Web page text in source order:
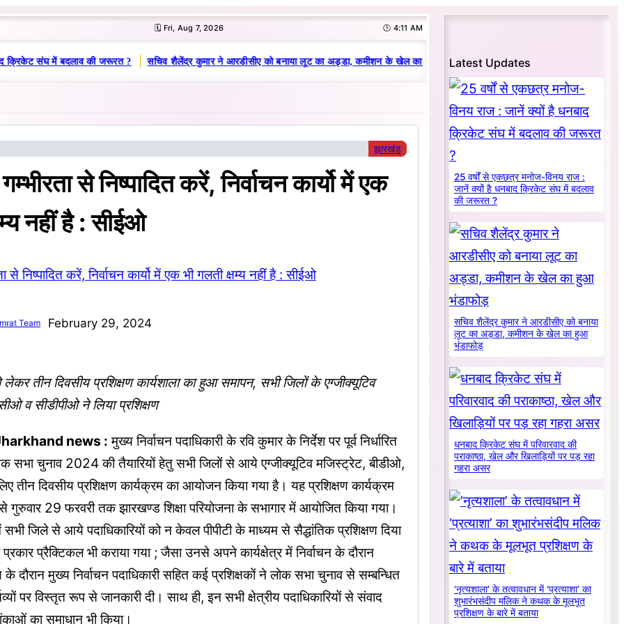
🗓️ Fri, Aug 7, 2026 🕒 4:11 AM
क्रिकेट संघ में बदलाव की जरूरत ? | सचिव शैलेंद्र कुमार ने आरडीसीए को बनाया लूट का अड्डा, कमीशन के खेल का हुआ भंडाफोड़ | धनबाद क्रिकेट संघ में परिवारवाद की
झारखंड
से निष्पादित करें, निर्वाचन कार्यो में एक
नहीं है : सीईओ
Team February 29, 2024
लेकर तीन दिवसीय प्रशिक्षण कार्यशाला का हुआ समापन, सभी जिलों के एग्जीक्यूटिव
व सीडीपीओ ने लिया प्रशिक्षण
news : मुख्य निर्वाचन पदाधिकारी के रवि कुमार के निर्देश पर पूर्व निर्धारित
सभा चुनाव 2024 की तैयारियों हेतु सभी जिलों से आये एग्जीक्यूटिव मजिस्ट्रेट, बीडीओ,
तीन दिवसीय प्रशिक्षण कार्यक्रम का आयोजन किया गया है। यह प्रशिक्षण कार्यक्रम
गुरुवार 29 फरवरी तक झारखण्ड शिक्षा परियोजना के सभागार में आयोजित किया गया।
सभी जिले से आये पदाधिकारियों को न केवल पीपीटी के माध्यम से सैद्धांतिक प्रशिक्षण दिया
प्रैक्टिकल भी कराया गया ; जैसा उनसे अपने कार्यक्षेत्र में निर्वाचन के दौरान
के दौरान मुख्य निर्वाचन पदाधिकारी सहित कई प्रशिक्षकों ने लोक सभा चुनाव से सम्बन्धित
पर विस्तृत रूप से जानकारी दी। साथ ही, इन सभी क्षेत्रीय पदाधिकारियों से संवाद
का समाधान भी किया।
Latest Updates
25 वर्षों से एकछत्र मनोज-विनय राज :
जानें क्यों है धनबाद क्रिकेट संघ में बदलाव
की जरूरत ?
सचिव शैलेंद्र कुमार ने आरडीसीए को बनाया
लूट का अड्डा, कमीशन के खेल का हुआ
भंडाफोड़
धनबाद क्रिकेट संघ में परिवारवाद की
पराकाष्ठा, खेल और खिलाड़ियों पर पड़ रहा
गहरा असर
‘नृत्यशाला’ के तत्वावधान में ‘प्रत्याशा’ का
शुभारंभसंदीप मलिक ने कथक के मूलभूत
प्रशिक्षण के बारे में बताया